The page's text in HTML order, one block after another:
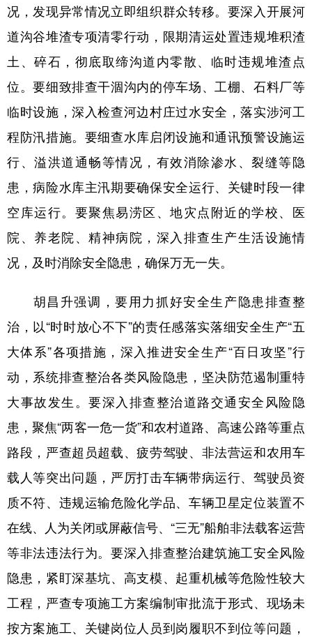
况，发现异常情况立即组织群众转移。要深入开展河
道沟谷堆渣专项清零行动，限期清运处置违规堆积渣
土、碎石，彻底取缔沟道内零散、临时违规堆渣点
位。要细致排查干涸沟内的停车场、工棚、石料厂等
临时设施，深入检查河边村庄过水安全，落实涉河工
程防汛措施。要细查水库启闭设施和通讯预警设施运
行、溢洪道通畅等情况，有效消除渗水、裂缝等隐
患，病险水库主汛期要确保安全运行、关键时段一律
空库运行。要聚焦易涝区、地灾点附近的学校、医
院、养老院、精神病院，深入排查生产生活设施情
况，及时消除安全隐患，确保万无一失。
胡昌升强调，要用力抓好安全生产隐患排查整
治，以“时时放心不下”的责任感落实落细安全生产“五
大体系”各项措施，深入推进安全生产“百日攻坚”行
动，系统排查整治各类风险隐患，坚决防范遏制重特
大事故发生。要深入排查整治道路交通安全风险隐
患，聚焦“两客一危一货”和农村道路、高速公路等重点
路段，严查超员超载、疲劳驾驶、非法营运和农用车
载人等突出问题，严厉打击车辆带病运行、驾驶员资
质不符、违规运输危险化学品、车辆卫星定位装置不
在线、人为关闭或屏蔽信号、“三无”船舶非法载客运营
等非法违法行为。要深入排查整治建筑施工安全风险
隐患，紧盯深基坑、高支模、起重机械等危险性较大
工程，严查专项施工方案编制审批流于形式、现场未
按方案施工、关键岗位人员到岗履职不到位等问题，